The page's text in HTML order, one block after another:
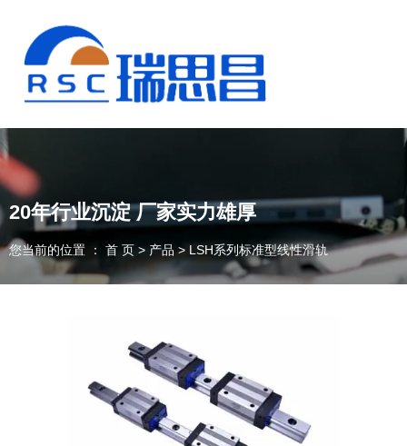
13925235098
20年行业沉淀 厂家实力雄厚
您当前的位置 ： 首 页 > 产品 > LSH系列标准型线性滑轨